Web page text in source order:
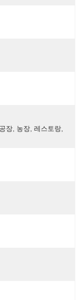
장, 농장, 레스토랑,